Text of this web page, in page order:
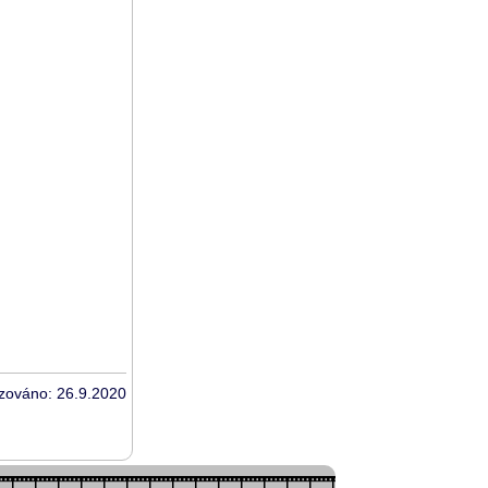
26.9.2020